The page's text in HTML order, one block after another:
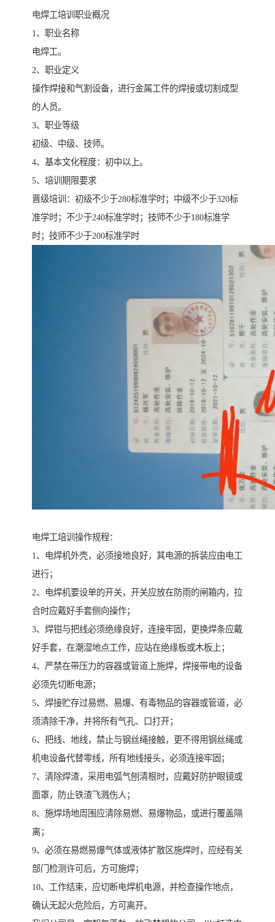
电焊工培训职业概况
1、职业名称
电焊工。
2、职业定义
操作焊接和气割设备，进行金属工件的焊接或切割成型
的人员。
3、职业等级
初级、中级、技师。
4、基本文化程度：初中以上。
5、培训期限要求
晋级培训：初级不少于280标准学时；中级不少于320标
准学时；不少于240标准学时；技师不少于180标准学
时；技师不少于200标准学时
电焊工培训操作规程：
1、电焊机外壳，必须接地良好，其电源的拆装应由电工
进行；
2、电焊机要设单的开关，开关应放在防雨的闸箱内，拉
合时应戴好手套侧向操作；
3、焊钳与把线必须绝缘良好，连接牢固，更换焊条应戴
好手套，在潮湿地点工作，应站在绝缘板或木板上；
4、严禁在带压力的容器或管道上施焊，焊接带电的设备
必须先切断电源；
5、焊接贮存过易燃、易爆、有毒物品的容器或管道，必
须清除干净，并将所有气孔、口打开；
6、把线、地线，禁止与钢丝绳接触，更不得用钢丝绳或
机电设备代替零线，所有地线接头，必须连接牢固；
7、清除焊渣，采用电弧气刨清根时，应戴好防护眼镜或
面罩，防止铁渣飞溅伤人；
8、施焊场地周围应清除易燃、易爆物品，或进行覆盖隔
离；
9、必须在易燃易爆气体或液体扩散区施焊时，应经有关
部门检测许可后，方可施焊；
10、工作结束，应切断电焊机电源，并检查操作地点，
确认无起火危险后，方可离开。